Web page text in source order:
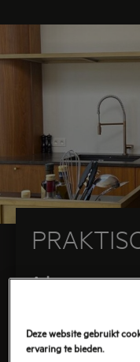
Adres:
3630 Leut
Deze website gebruikt
ervaring te bieden.